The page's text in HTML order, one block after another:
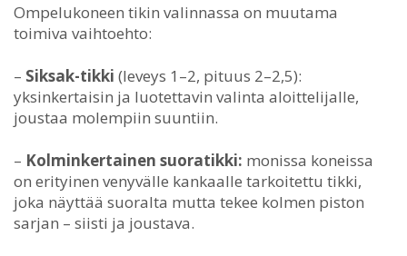
Ompelukoneen tikin valinnassa on muutama
toimiva vaihtoehto:
– Siksak-tikki (leveys 1–2, pituus 2–2,5):
yksinkertaisin ja luotettavin valinta aloittelijalle,
joustaa molempiin suuntiin.
– Kolminkertainen suoratikki: monissa koneissa
on erityinen venyvälle kankaalle tarkoitettu tikki,
joka näyttää suoralta mutta tekee kolmen piston
sarjan – siisti ja joustava.